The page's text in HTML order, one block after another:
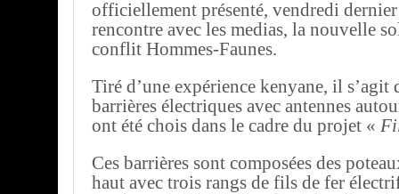
officiellement présenté, vendredi
rencontre avec les medias, la nouvelle
conflit Hommes-Faunes.
Tiré d’une expérience kenyane, il s’agit
barrières électriques avec antennes
ont été chois dans le cadre du projet «
Ces barrières sont composées des
haut avec trois rangs de fils de fer